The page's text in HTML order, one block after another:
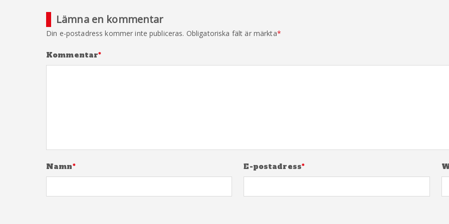
Lämna en kommentar
Din e-postadress kommer inte publiceras. Obligatoriska fält är märkta*
Kommentar*
Namn* E-postadress*